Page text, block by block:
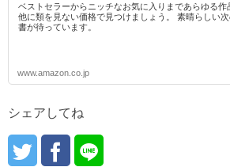
ベストセラーからニッチなお気に入りまであらゆる作
他に類を見ない価格で見つけましょう。 素晴らしい
書が待っています。
www.amazon.co.jp
シェアしてね